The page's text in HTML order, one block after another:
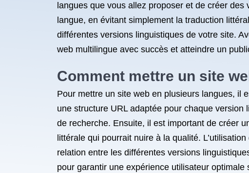
langues que vous allez proposer et de créer
langue, en évitant simplement la traduction
différentes versions linguistiques de votre site.
web multilingue avec succès et atteindre un
Comment mettre un site
Pour mettre un site web en plusieurs langues, il
une structure URL adaptée pour chaque
de recherche. Ensuite, il est important de créer
littérale qui pourrait nuire à la qualité.
relation entre les différentes versions
pour garantir une expérience utilisateur